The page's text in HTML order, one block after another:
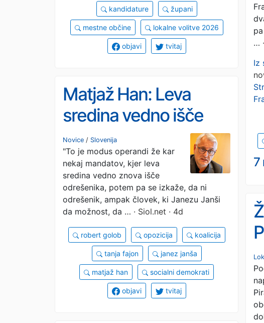
kandidature župani
mestne občine lokalne volitve 2026
objavi tvitaj
…
Iz
7
Matjaž Han: Leva
sredina vedno išče
odrešenika, dobi pa
Janševo vlado #video
Novice / Slovenija
"To je modus operandi že kar
nekaj mandatov, kjer leva
sredina vedno znova išče
odrešenika, potem pa se izkaže, da ni
odrešenik, ampak človek, ki Janezu Janši
da možnost, da … · Siol.net · 4d
robert golob opozicija koalicija
tanja fajon janez janša
matjaž han socialni demokrati
objavi tvitaj